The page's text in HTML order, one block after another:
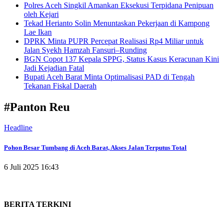
Polres Aceh Singkil Amankan Eksekusi Terpidana Penipuan
oleh Kejari
Tekad Herianto Solin Menuntaskan Pekerjaan di Kampong
Lae Ikan
DPRK Minta PUPR Percepat Realisasi Rp4 Miliar untuk
Jalan Syekh Hamzah Fansuri–Runding
BGN Copot 137 Kepala SPPG, Status Kasus Keracunan Kini
Jadi Kejadian Fatal
Bupati Aceh Barat Minta Optimalisasi PAD di Tengah
Tekanan Fiskal Daerah
#Panton Reu
Headline
Pohon Besar Tumbang di Aceh Barat, Akses Jalan Terputus Total
6 Juli 2025 16:43
BERITA TERKINI